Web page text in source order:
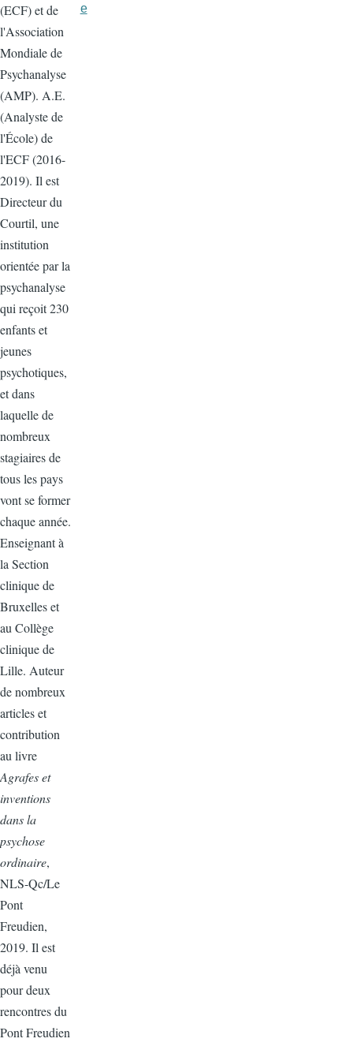
(ECF) et de
l'Association
Mondiale de
Psychanalyse
(AMP). A.E.
(Analyste de
l'École) de
l'ECF (2016-
2019). Il est
Directeur du
Courtil, une
institution
orientée par la
psychanalyse
qui reçoit 230
enfants et
jeunes
psychotiques,
et dans
laquelle de
nombreux
stagiaires de
tous les pays
vont se former
chaque année.
Enseignant à
la Section
clinique de
Bruxelles et
au Collège
clinique de
Lille. Auteur
de nombreux
articles et
contribution
au livre
Agrafes et
inventions
dans la
psychose
ordinaire,
NLS-Qc/Le
Pont
Freudien,
2019. Il est
déjà venu
pour deux
rencontres du
Pont Freudien
e